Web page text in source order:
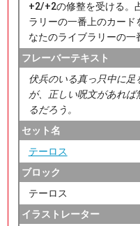
+2/+2の修整を受ける。
ラリーの一番上のカー
なたのライブラリーの一
フレーバーテキスト
伏兵のいる真っ只中に
が、正しい呪文があれ
るだろう。
セット名
テーロス
ブロック
テーロス
イラストレーター